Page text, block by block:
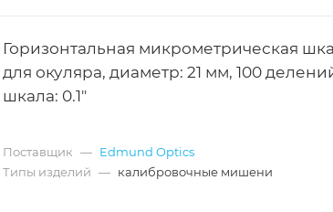
Горизонтальная микрометрическая
для окуляра, диаметр: 21 мм, 100
шкала: 0.1"
Поставщик — Edmund Optics
Типы изделий — калибровочные мишени